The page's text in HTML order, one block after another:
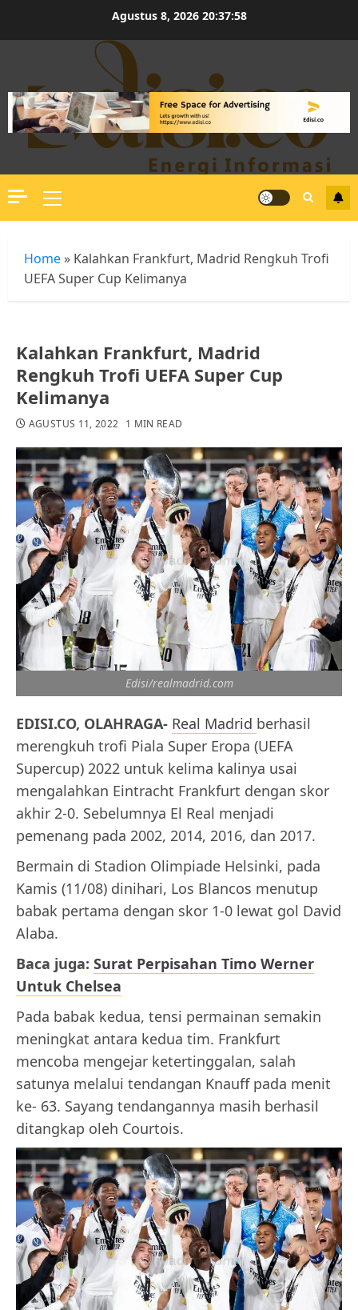
Agustus 8, 2026 20:37:59
Primary
Menu
Home » Kalahkan Frankfurt, Madrid Rengkuh Trofi
UEFA Super Cup Kelimanya
Kalahkan Frankfurt, Madrid
Rengkuh Trofi UEFA Super Cup
Kelimanya
AGUSTUS 11, 2022 1 MIN READ
Edisi/realmadrid.com
EDISI.CO, OLAHRAGA- Real Madrid berhasil
merengkuh trofi Piala Super Eropa (UEFA
Supercup) 2022 untuk kelima kalinya usai
mengalahkan Eintracht Frankfurt dengan skor
akhir 2-0. Sebelumnya El Real menjadi
pemenang pada 2002, 2014, 2016, dan 2017.
Bermain di Stadion Olimpiade Helsinki, pada
Kamis (11/08) dinihari, Los Blancos menutup
babak pertama dengan skor 1-0 lewat gol David
Alaba.
Baca juga: Surat Perpisahan Timo Werner
Untuk Chelsea
Pada babak kedua, tensi permainan semakin
meningkat antara kedua tim. Frankfurt
mencoba mengejar ketertinggalan, salah
satunya melalui tendangan Knauff pada menit
ke- 63. Sayang tendangannya masih berhasil
ditangkap oleh Courtois.